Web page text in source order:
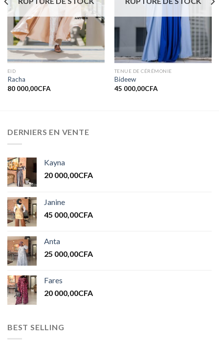
EID
Racha
80 000,00CFA
TENUE DE CÉRÉMONIE
Bideew
45 000,00CFA
DERNIERS EN VENTE
Kayna
20 000,00CFA
Janine
45 000,00CFA
Anta
25 000,00CFA
Fares
20 000,00CFA
BEST SELLING